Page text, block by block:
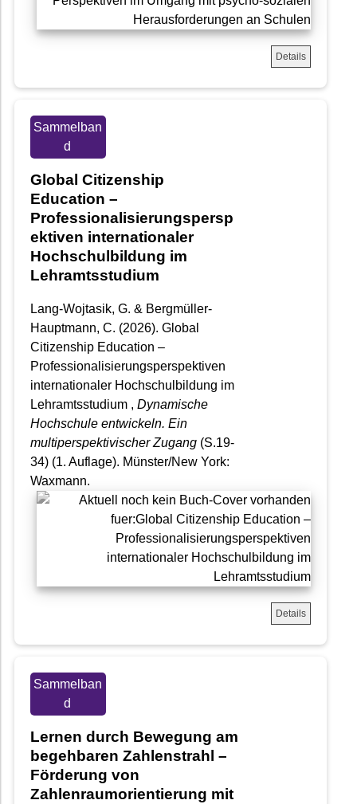
Details
Sammelban
d
Global Citizenship
Education –
Professionalisierungspersp
ektiven internationaler
Hochschulbildung im
Lehramtsstudium
Lang-Wojtasik, G. & Bergmüller-
Hauptmann, C. (2026). Global
Citizenship Education –
Professionalisierungsperspektiven
internationaler Hochschulbildung im
Lehramtsstudium , Dynamische
Hochschule entwickeln. Ein
multiperspektivischer Zugang (S.19-
34) (1. Auflage). Münster/New York:
Waxmann.
Details
Sammelban
d
Lernen durch Bewegung am
begehbaren Zahlenstrahl –
Förderung von
Zahlenraumorientierung mit